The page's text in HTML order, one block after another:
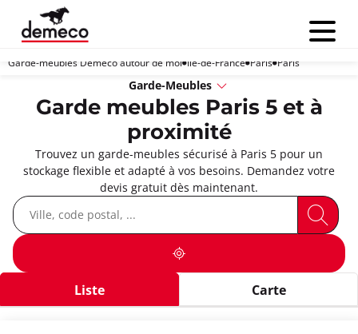
Menu
Garde-meubles Demeco autour de moi Île-de-France Paris Paris
Garde-Meubles
Garde meubles Paris 5 et à
proximité
Trouvez un garde-meubles sécurisé à Paris 5 pour un
stockage flexible et adapté à vos besoins. Demandez votre
devis gratuit dès maintenant.
Liste Carte